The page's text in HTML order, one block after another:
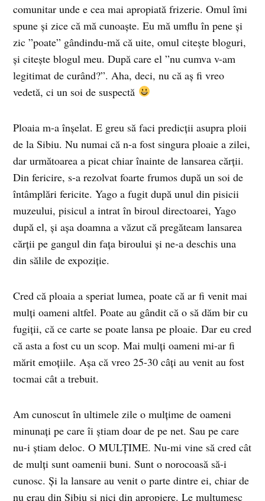
comunitar unde e cea mai apropiată frizerie. Omul îmi
spune și zice că mă cunoaște. Eu mă umflu în pene și
zic ”poate” gândindu-mă că uite, omul citește bloguri,
și citește blogul meu. După care el ”nu cumva v-am
legitimat de curând?”. Aha, deci, nu că aș fi vreo
vedetă, ci un soi de suspectă
Ploaia m-a înșelat. E greu să faci predicții asupra ploii
de la Sibiu. Nu numai că n-a fost singura ploaie a zilei,
dar următoarea a picat chiar înainte de lansarea cărții.
Din fericire, s-a rezolvat foarte frumos după un soi de
întâmplări fericite. Yago a fugit după unul din pisicii
muzeului, pisicul a intrat în biroul directoarei, Yago
după el, și așa doamna a văzut că pregăteam lansarea
cărții pe gangul din fața biroului și ne-a deschis una
din sălile de expoziție.
Cred că ploaia a speriat lumea, poate că ar fi venit mai
mulți oameni altfel. Poate au gândit că o să dăm bir cu
fugiții, că ce carte se poate lansa pe ploaie. Dar eu cred
că asta a fost cu un scop. Mai mulți oameni mi-ar fi
mărit emoțiile. Așa că vreo 25-30 câți au venit au fost
tocmai cât a trebuit.
Am cunoscut în ultimele zile o mulțime de oameni
minunați pe care îi știam doar de pe net. Sau pe care
nu-i știam deloc. O MULȚIME. Nu-mi vine să cred cât
de mulți sunt oamenii buni. Sunt o norocoasă să-i
cunosc. Și la lansare au venit o parte dintre ei, chiar de
nu erau din Sibiu și nici din apropiere. Le mulțumesc